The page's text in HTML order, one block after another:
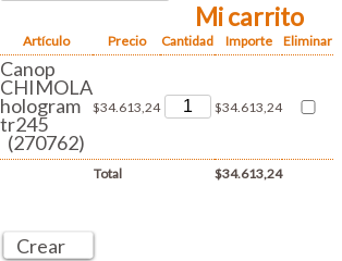
Mi carrito
Artículo Precio Cantidad Importe Eliminar
Canop
CHIMOLA
hologram
tr245
(270762)
$34.613,24 $34.613,24
Total $34.613,24
Crear